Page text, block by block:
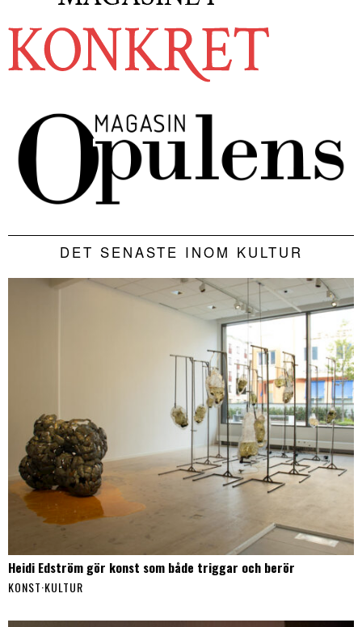
DET SENASTE INOM KULTUR
Heidi Edström gör konst som både triggar och berör
KONST·KULTUR